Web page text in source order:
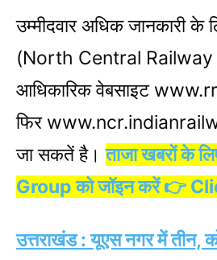
उम्मीदवार अधिक जानकारी के
(North Central Railway
आधिकारिक वेबसाइट
फिर
जा सकतें है।ताजा खबरों के
Group को जॉइन करें 👉
उत्तराखंड : यूएस नगर में तीन,